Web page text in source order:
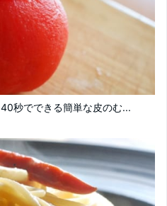
秒でできる簡単な皮のむ...